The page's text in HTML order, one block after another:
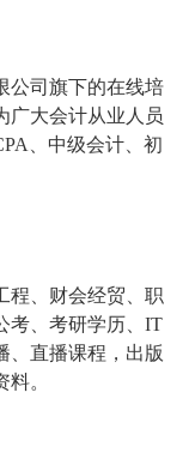
公司旗下的在线培
广大会计从业人员
、中级会计、初
程、财会经贸、职
考、考研学历、IT
、直播课程，出版
。